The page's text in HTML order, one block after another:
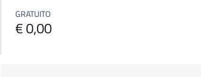
GRATUITO
€ 0,00